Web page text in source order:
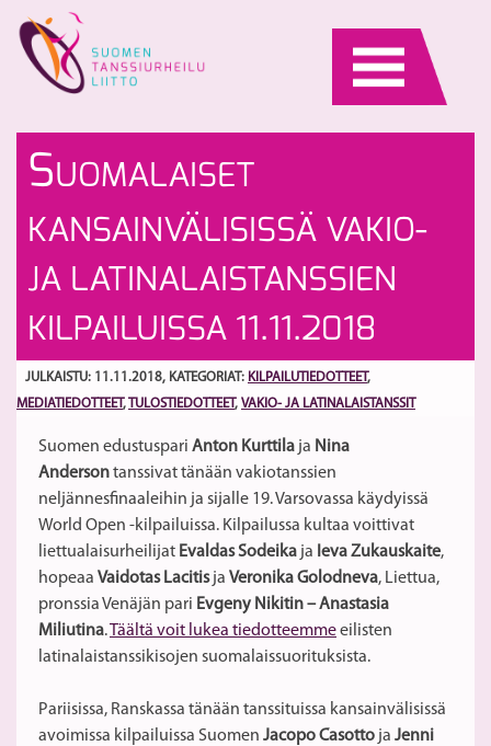
content
SUOMALAISET
KANSAINVÄLISISSÄ VAKIO-
JA LATINALAISTANSSIEN
KILPAILUISSA 11.11.2018
JULKAISTU: 11.11.2018, KATEGORIAT: KILPAILUTIEDOTTEET ,
MEDIATIEDOTTEET , TULOSTIEDOTTEET , VAKIO- JA LATINALAISTANSSIT
Suomen edustuspari Anton Kurttila ja Nina
Andersontanssivat tänään vakiotanssien
neljännesfinaaleihin ja sijalle 19. Varsovassa käydyissä
World Open -kilpailuissa. Kilpailussa kultaa voittivat
liettualaisurheilijat Evaldas Sodeika ja Ieva Zukauskaite,
hopeaa Vaidotas Lacitisja Veronika Golodneva, Liettua,
pronssia Venäjän pari Evgeny Nikitin – Anastasia
Miliutina.Täältä voit lukea tiedotteemmeeilisten
latinalaistanssikisojen suomalaissuorituksista.
Pariisissa, Ranskassa tänään tanssituissa kansainvälisissä
avoimissa kilpailuissa Suomen Jacopo Casotto ja Jenni